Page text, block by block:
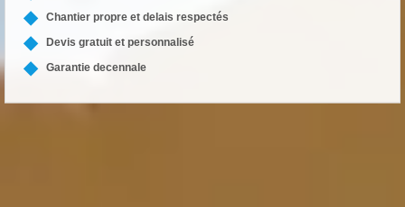
Chantier propre et delais respectés
Devis gratuit et personnalisé
Garantie decennale